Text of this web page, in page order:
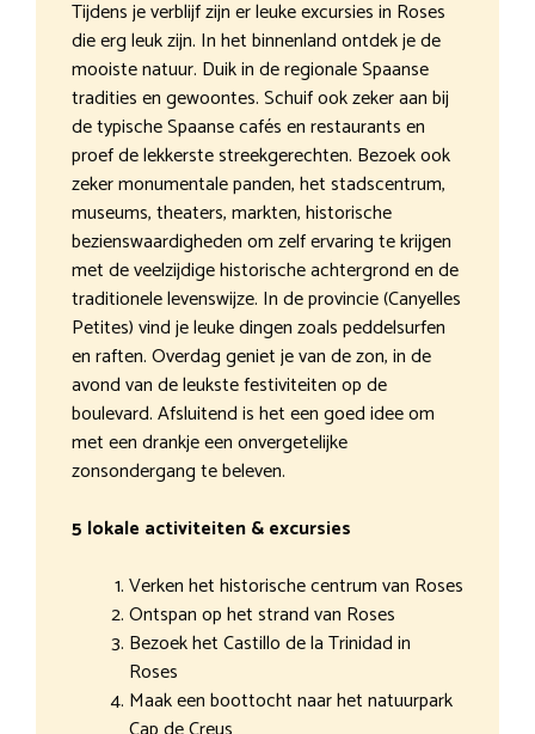
Tijdens je verblijf zijn er leuke excursies in Roses
die erg leuk zijn. In het binnenland ontdek je de
mooiste natuur. Duik in de regionale Spaanse
tradities en gewoontes. Schuif ook zeker aan bij
de typische Spaanse cafés en restaurants en
proef de lekkerste streekgerechten. Bezoek ook
zeker monumentale panden, het stadscentrum,
museums, theaters, markten, historische
bezienswaardigheden om zelf ervaring te krijgen
met de veelzijdige historische achtergrond en de
traditionele levenswijze. In de provincie (Canyelles
Petites) vind je leuke dingen zoals peddelsurfen
en raften. Overdag geniet je van de zon, in de
avond van de leukste festiviteiten op de
boulevard. Afsluitend is het een goed idee om
met een drankje een onvergetelijke
zonsondergang te beleven.
5 lokale activiteiten & excursies
Verken het historische centrum van Roses
Ontspan op het strand van Roses
Bezoek het Castillo de la Trinidad in
Roses
Maak een boottocht naar het natuurpark